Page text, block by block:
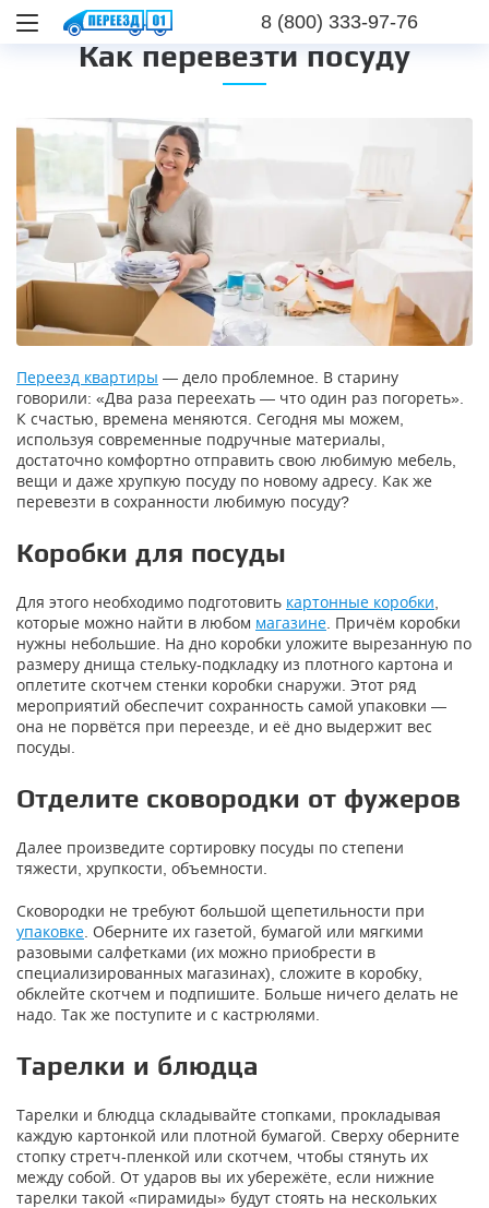
8 (800) 333-97-76
Как перевезти посуду
Переезд квартиры — дело проблемное. В старину
говорили: «Два раза переехать — что один раз погореть».
К счастью, времена меняются. Сегодня мы можем,
используя современные подручные материалы,
достаточно комфортно отправить свою любимую мебель,
вещи и даже хрупкую посуду по новому адресу. Как же
перевезти в сохранности любимую посуду?
Коробки для посуды
Для этого необходимо подготовить картонные коробки
которые можно найти в любом магазине . Причём коробки
нужны небольшие. На дно коробки уложите вырезанную по
размеру днища стельку-подкладку из плотного картона и
оплетите скотчем стенки коробки снаружи. Этот ряд
мероприятий обеспечит сохранность самой упаковки —
она не порвётся при переезде, и её дно выдержит вес
посуды.
Отделите сковородки от фужеров
Далее произведите сортировку посуды по степени
тяжести, хрупкости, объемности.
Сковородки не требуют большой щепетильности при
упаковке . Оберните их газетой, бумагой или мягкими
разовыми салфетками (их можно приобрести в
специализированных магазинах), сложите в коробку,
обклейте скотчем и подпишите. Больше ничего делать не
надо. Так же поступите и с кастрюлями.
Тарелки и блюдца
Тарелки и блюдца складывайте стопками, прокладывая
каждую картонкой или плотной бумагой. Сверху оберните
стопку стретч-пленкой или скотчем, чтобы стянуть их
между собой. От ударов вы их убережёте, если нижние
тарелки такой «пирамиды» будут стоять на нескольких